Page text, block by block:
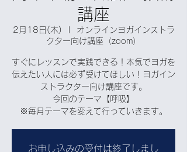
講座
2月18日(木)
オンラインヨガインストラ
クター向け講座（zoom）
すぐにレッスンで実践できる！本気でヨガを
伝えたい人には必ず受けてほしい！ヨガイン
ストラクター向け講座です。
今回のテーマ【呼吸】
※毎月テーマを変えて行っていきます。
お申し込みの受付は終了しまし